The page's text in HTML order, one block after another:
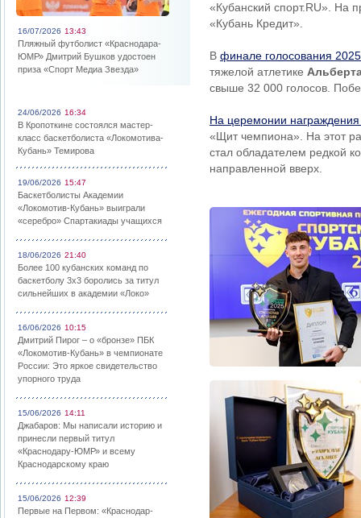
16/07/2026 13:43
Пляжный футболист «Краснодара-
ЮМР» Дмитрий Бушков удостоен
приза «Спорт Медиа Звезда»
24/06/2026 16:34
В Кропоткине состоялся мастер-
класс баскетболиста «Локомотива-
Кубань» Темирова
19/06/2026 15:47
Баскетболисты Академии
«Локомотив-Кубань» выиграли
«серебро» Спартакиады учащихся
18/06/2026 21:40
Более 100 кубанских команд по
баскетболу 3х3 боролись за титул
сильнейших в академии «Локо»
16/06/2026 10:15
Дмитрий Пирог – о «бронзе» ПБК
«Локомотив-Кубань» в чемпионате
России: Это яркое свидетельство
упорного труда
15/06/2026 14:11
Джабаров: Мы написали историю и
принесли первый титул
«Краснодару-ЮМР» и всему
Краснодарскому краю
15/06/2026 12:39
Первые на Первом: «Краснодар-
«Кубанский спорт.RU». На
«Кубань Кредит».
В финале голосования
тяжелой атлетике
свыше 32 000 голосов.
На церемонии
«Щит чемпиона». На этот
стал обладателем редкой
направленной вверх.